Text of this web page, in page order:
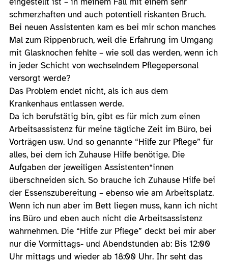
schmerzhaften und auch potentiell riskanten Bruch.
Bei neuen Assistenten kam es bei mir schon manches
Mal zum Rippenbruch, weil die Erfahrung im Umgang
mit Glasknochen fehlte – wie soll das werden, wenn ich
in jeder Schicht von wechselndem Pflegepersonal
versorgt werde?
Das Problem endet nicht, als ich aus dem
Krankenhaus entlassen werde.
Da ich berufstätig bin, gibt es für mich zum einen
Arbeitsassistenz für meine tägliche Zeit im Büro, bei
Vorträgen usw. Und so genannte “Hilfe zur Pflege” für
alles, bei dem ich Zuhause Hilfe benötige. Die
Aufgaben der jeweiligen Assistenten*innen
überschneiden sich. So brauche ich Zuhause Hilfe bei
der Essenszubereitung – ebenso wie am Arbeitsplatz.
Wenn ich nun aber im Bett liegen muss, kann ich nicht
ins Büro und eben auch nicht die Arbeitsassistenz
wahrnehmen. Die “Hilfe zur Pflege” deckt bei mir aber
nur die Vormittags- und Abendstunden ab: Bis 12:00
Uhr mittags und wieder ab 18:00 Uhr. Ihr seht das